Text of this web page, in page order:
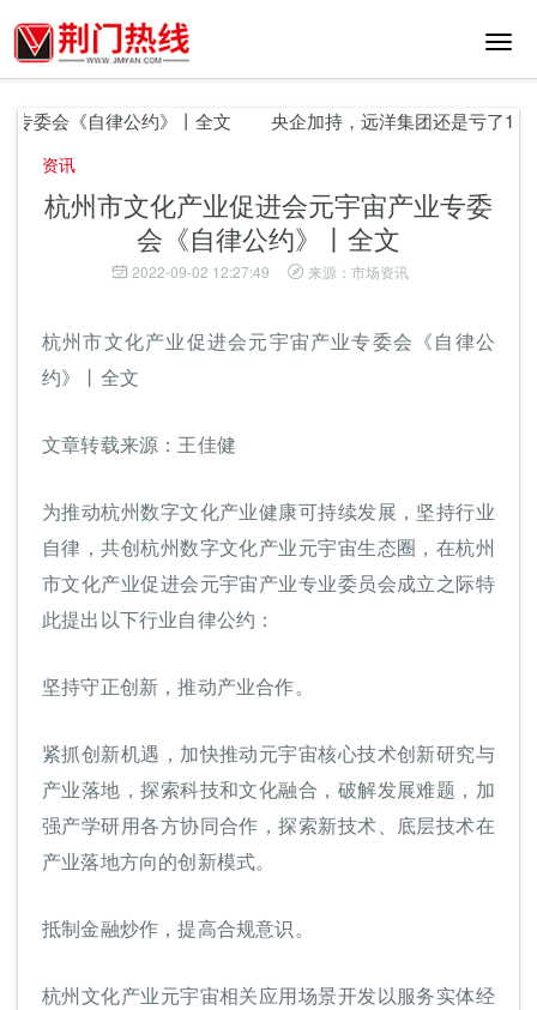
切
航
委会《自律公约》丨全文 央企加持，远洋集团还是亏了10个
资讯
杭州市文化产业促进会元宇宙产业专委
会《自律公约》丨全文
2022-09-02 12:27:49 来源：市场资讯
杭州市文化产业促进会元宇宙产业专委会《自律公
约》丨全文
文章转载来源：王佳健
为推动杭州数字文化产业健康可持续发展，坚持行业
自律，共创杭州数字文化产业元宇宙生态圈，在杭州
市文化产业促进会元宇宙产业专业委员会成立之际特
此提出以下行业自律公约：
坚持守正创新，推动产业合作。
紧抓创新机遇，加快推动元宇宙核心技术创新研究与
产业落地，探索科技和文化融合，破解发展难题，加
强产学研用各方协同合作，探索新技术、底层技术在
产业落地方向的创新模式。
抵制金融炒作，提高合规意识。
杭州文化产业元宇宙相关应用场景开发以服务实体经